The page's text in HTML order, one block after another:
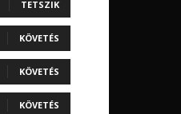
TETSZIK
KÖVETÉS
KÖVETÉS
KÖVETÉS